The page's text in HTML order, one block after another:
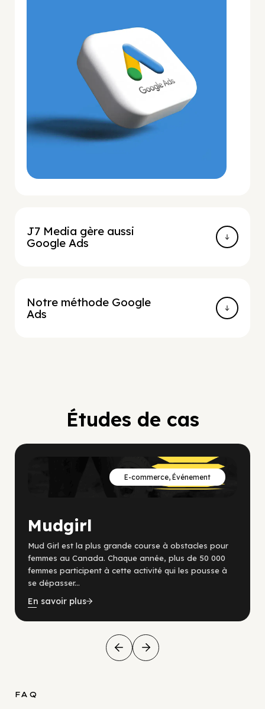
J7 Media gère aussi
Google Ads
Notre méthode Google
Ads
Études de cas
E-commerce, Événement
Mudgirl
Mud Girl est la plus grande course à obstacles pour
femmes au Canada. Chaque année, plus de 50 000
femmes participent à cette activité qui les pousse à
se dépasser...
En savoir plus
FAQ